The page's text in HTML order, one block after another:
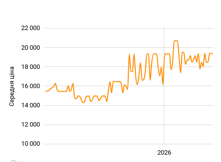
Середня ціна 10 000
10 000
12 000
14 000
16 000
18 000
20 000
22 000
2026